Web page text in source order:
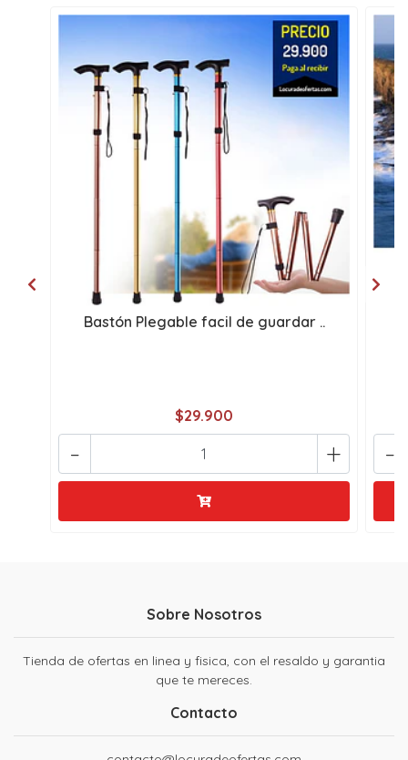
Bastón Plegable facil de guardar ..
$29.900
+
- -
Sobre Nosotros
Tienda de ofertas en linea y fisica, con el resaldo y garantia
que te mereces.
Contacto